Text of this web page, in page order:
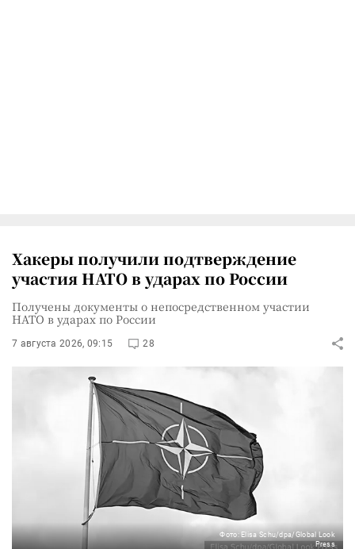
Хакеры получили подтверждение
участия НАТО в ударах по России
Получены документы о непосредственном участии
НАТО в ударах по России
7 августа 2026, 09:15 28
Фото: Elisa Schu/dpa/Global Look
Press